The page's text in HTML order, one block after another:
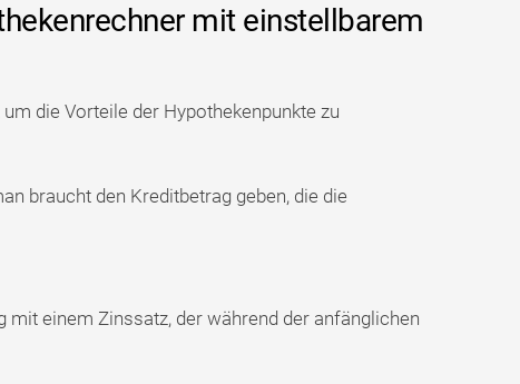
mit einstellbarem
die Vorteile der Hypothekenpunkte zu
braucht den Kreditbetrag geben, die die
mit einem Zinssatz, der während der anfänglichen